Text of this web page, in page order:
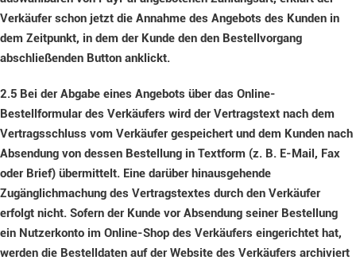
Verkäufer schon jetzt die Annahme des Angebots des Kunden in
dem Zeitpunkt, in dem der Kunde den den Bestellvorgang
abschließenden Button anklickt.
2.5 Bei der Abgabe eines Angebots über das Online-
Bestellformular des Verkäufers wird der Vertragstext nach dem
Vertragsschluss vom Verkäufer gespeichert und dem Kunden nach
Absendung von dessen Bestellung in Textform (z. B. E-Mail, Fax
oder Brief) übermittelt. Eine darüber hinausgehende
Zugänglichmachung des Vertragstextes durch den Verkäufer
erfolgt nicht. Sofern der Kunde vor Absendung seiner Bestellung
ein Nutzerkonto im Online-Shop des Verkäufers eingerichtet hat,
werden die Bestelldaten auf der Website des Verkäufers archiviert